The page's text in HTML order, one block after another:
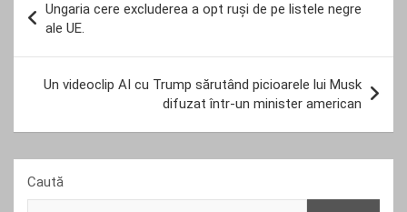
în
articole
Ungaria cere excluderea a opt ruși de pe listele negre
ale UE.
Un videoclip AI cu Trump sărutând picioarele lui Musk
difuzat într-un minister american
Caută